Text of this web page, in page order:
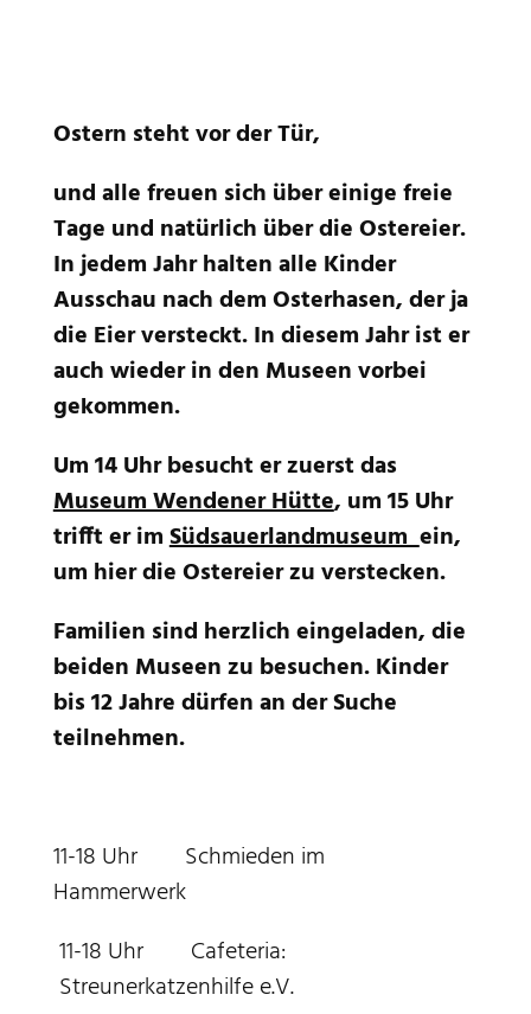
Ostern steht vor der Tür,
und alle freuen sich über einige freie
Tage und natürlich über die Ostereier.
In jedem Jahr halten alle Kinder
Ausschau nach dem Osterhasen, der ja
die Eier versteckt. In diesem Jahr ist er
auch wieder in den Museen vorbei
gekommen.
Um 14 Uhr besucht er zuerst das
Museum Wendener Hütte, um 15 Uhr
trifft er imSüdsauerlandmuseumein,
um hier die Ostereier zu verstecken.
Familien sind herzlich eingeladen, die
beiden Museen zu besuchen. Kinder
bis 12 Jahre dürfen an der Suche
teilnehmen.
11-18 Uhr Schmieden im
Hammerwerk
11-18 Uhr Cafeteria:
Streunerkatzenhilfe e.V.